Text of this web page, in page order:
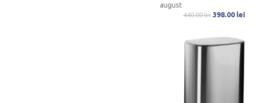
august
440.00lei 398.00 lei